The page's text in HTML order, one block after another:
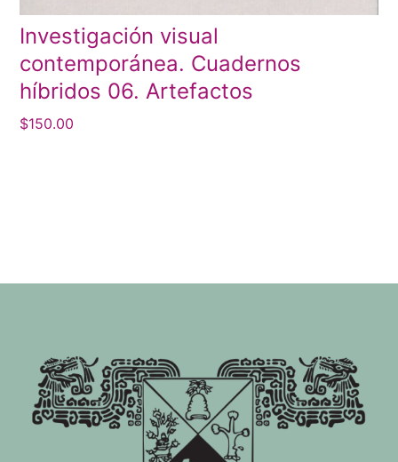
Investigación visual
contemporánea. Cuadernos
híbridos 06. Artefactos
$150.00